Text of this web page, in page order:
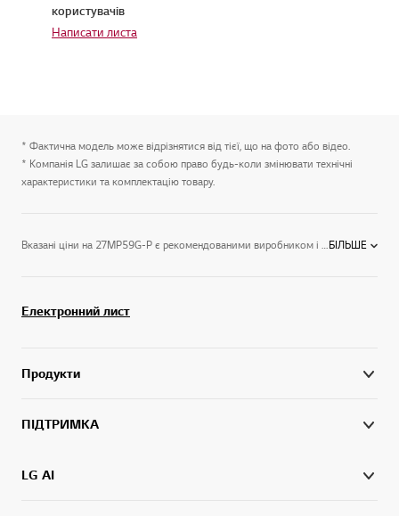
користувачів
Написати листа
* Фактична модель може відрізнятися від тієї, що на фото або відео.
* Компанія LG залишає за собою право будь-коли змінювати технічні
характеристики та комплектацію товару.
Вказані ціни на 27MP59G-P є рекомендованими виробником і можуть відрізнятися від роздрібних. Придбати дану модель можливо у наших сертифікованих партнерів в магазинах або замовивши через інтернет. Зображення можуть відрізнятися від наведених.БІЛЬШЕ
Електронний лист
Продукти
ПІДТРИМКА
LG AI